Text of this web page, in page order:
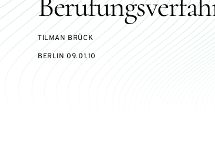
TILMAN BRÜCK
BERLIN 09.01.10